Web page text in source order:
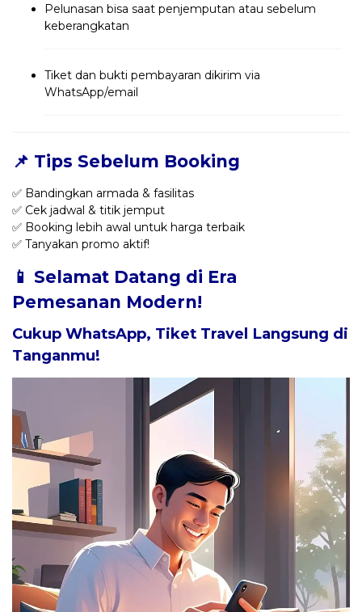
Pelunasan bisa saat penjemputan atau sebelum
keberangkatan
Tiket dan bukti pembayaran dikirim via
WhatsApp/email
📌 Tips Sebelum Booking
✅ Bandingkan armada & fasilitas
✅ Cek jadwal & titik jemput
✅ Booking lebih awal untuk harga terbaik
✅ Tanyakan promo aktif!
📱 Selamat Datang di Era
Pemesanan Modern!
Cukup WhatsApp, Tiket Travel Langsung di
Tanganmu!